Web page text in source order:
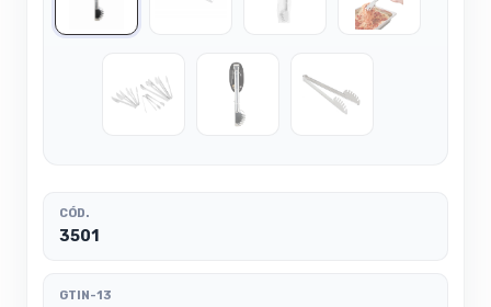
CÓD.
3501
GTIN-13